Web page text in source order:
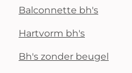
Balconnette bh's
Hartvorm bh's
Bh's zonder beugel